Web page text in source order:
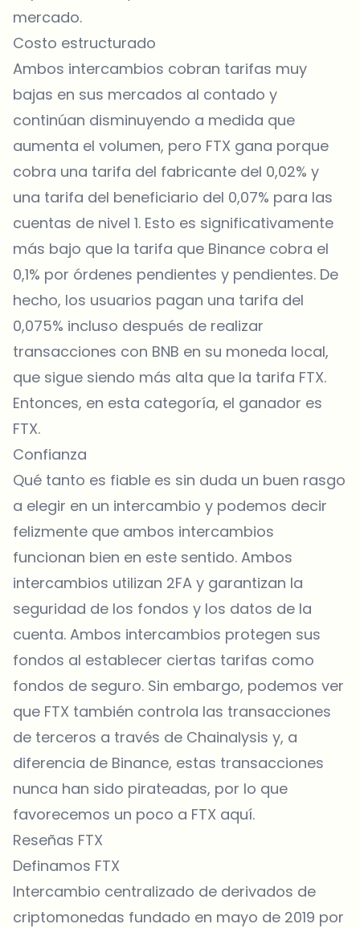
mercado.
Costo estructurado
Ambos intercambios cobran tarifas muy
bajas en sus mercados al contado y
continúan disminuyendo a medida que
aumenta el volumen, pero FTX gana porque
cobra una tarifa del fabricante del 0,02% y
una tarifa del beneficiario del 0,07% para las
cuentas de nivel 1. Esto es significativamente
más bajo que la tarifa que Binance cobra el
0,1% por órdenes pendientes y pendientes. De
hecho, los usuarios pagan una tarifa del
0,075% incluso después de realizar
transacciones con BNB en su moneda local,
que sigue siendo más alta que la tarifa FTX.
Entonces, en esta categoría, el ganador es
FTX.
Confianza
Qué tanto es fiable es sin duda un buen rasgo
a elegir en un intercambio y podemos decir
felizmente que ambos intercambios
funcionan bien en este sentido. Ambos
intercambios utilizan 2FA y garantizan la
seguridad de los fondos y los datos de la
cuenta. Ambos intercambios protegen sus
fondos al establecer ciertas tarifas como
fondos de seguro. Sin embargo, podemos ver
que FTX también controla las transacciones
de terceros a través de Chainalysis y, a
diferencia de Binance, estas transacciones
nunca han sido pirateadas, por lo que
favorecemos un poco a FTX aquí.
Reseñas FTX
Definamos FTX
Intercambio centralizado de derivados de
criptomonedas fundado en mayo de 2019 por